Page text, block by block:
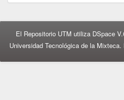
El Repositorio UTM utiliza DSpace
Universidad Tecnológica de la